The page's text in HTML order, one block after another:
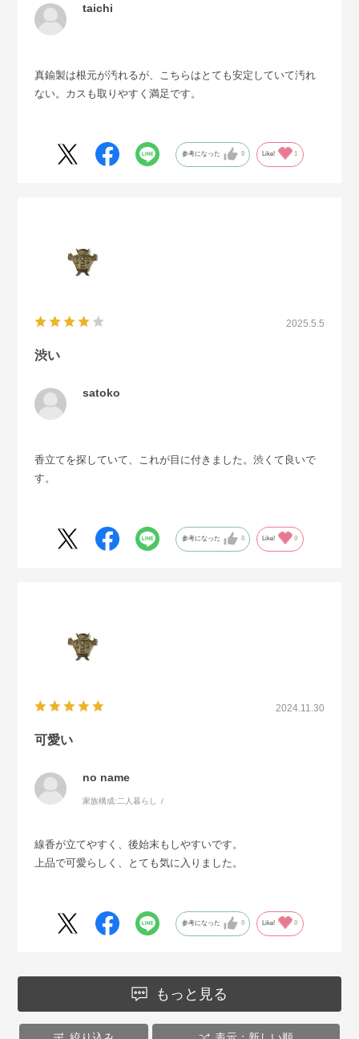
taichi
真鍮製は根元が汚れるが、こちらはとても安定していて汚れ
ない。カスも取りやすく満足です。
参考になった 0 Like! 1
2025.5.5
渋い
satoko
香立てを探していて、これが目に付きました。渋くて良いで
す。
参考になった 0 Like! 0
2024.11.30
可愛い
no name
家族構成:二人暮らし
線香が立てやすく、後始末もしやすいです。
上品で可愛らしく、とても気に入りました。
参考になった 0 Like! 0
もっと見る